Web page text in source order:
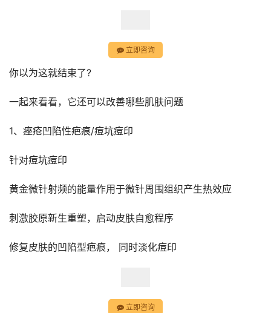
立即咨询
你以为这就结束了?
一起来看看，它还可以改善哪些肌肤问题
1、痤疮凹陷性疤痕/痘坑痘印
针对痘坑痘印
黄金微针射频的能量作用于微针周围组织产生热效应
刺激胶原新生重塑，启动皮肤自愈程序
修复皮肤的凹陷型疤痕， 同时淡化痘印
立即咨询